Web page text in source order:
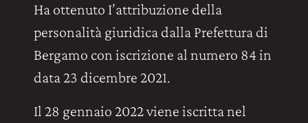
Ha ottenuto I’attribuzione della
personalità giuridica dalla Prefettura di
Bergamo con iscrizione al numero 84 in
data 23 dicembre 2021.
Il 28 gennaio 2022 viene iscritta nel